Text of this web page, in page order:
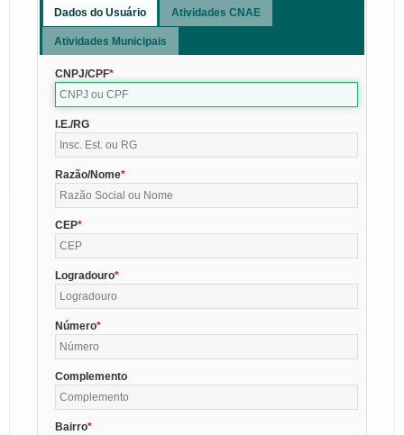
Dados do Usuário Atividades CNAE
Atividades Municipais
CNPJ/CPF
I.E./RG
Razão/Nome
CEP
Logradouro
Número
Complemento
Bairro